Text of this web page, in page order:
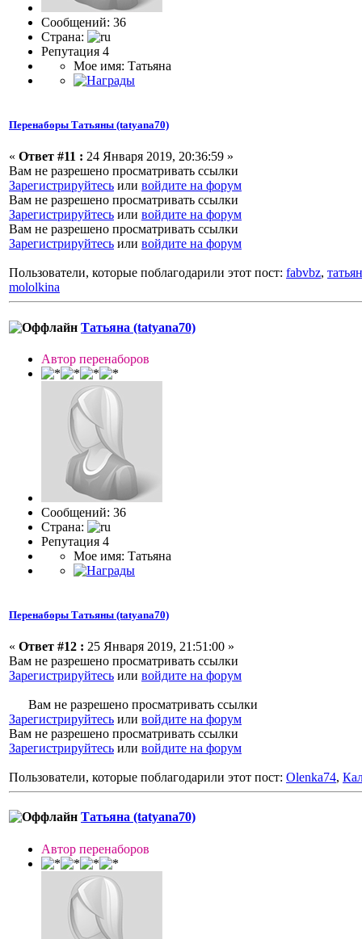
Сообщений: 36
Страна:
Репутация 4
Мое имя: Татьяна
Перенаборы Татьяны (tatyana70)
« Ответ #11 : 24 Января 2019, 20:36:59 »
Вам не разрешено просматривать ссылки
Зарегистрируйтесь или войдите на форум
Вам не разрешено просматривать ссылки
Зарегистрируйтесь или войдите на форум
Вам не разрешено просматривать ссылки
Зарегистрируйтесь или войдите на форум
Пользователи, которые поблагодарили этот пост: fabvbz,
mololkina
Татьяна (tatyana70)
Автор перенаборов
Сообщений: 36
Страна:
Репутация 4
Мое имя: Татьяна
Перенаборы Татьяны (tatyana70)
« Ответ #12 : 25 Января 2019, 21:51:00 »
Вам не разрешено просматривать ссылки
Зарегистрируйтесь или войдите на форум
Вам не разрешено просматривать ссылки
Зарегистрируйтесь или войдите на форум
Вам не разрешено просматривать ссылки
Зарегистрируйтесь или войдите на форум
Пользователи, которые поблагодарили этот пост: Olenka74,
Татьяна (tatyana70)
Автор перенаборов